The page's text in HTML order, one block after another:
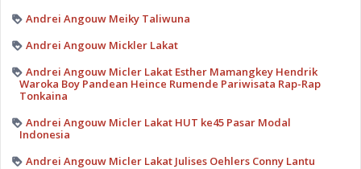
Andrei Angouw Meiky Taliwuna
Andrei Angouw Mickler Lakat
Andrei Angouw Micler Lakat Esther Mamangkey Hendrik
Waroka Boy Pandean Heince Rumende Pariwisata Rap-Rap
Tonkaina
Andrei Angouw Micler Lakat HUT ke45 Pasar Modal
Indonesia
Andrei Angouw Micler Lakat Julises Oehlers Conny Lantu